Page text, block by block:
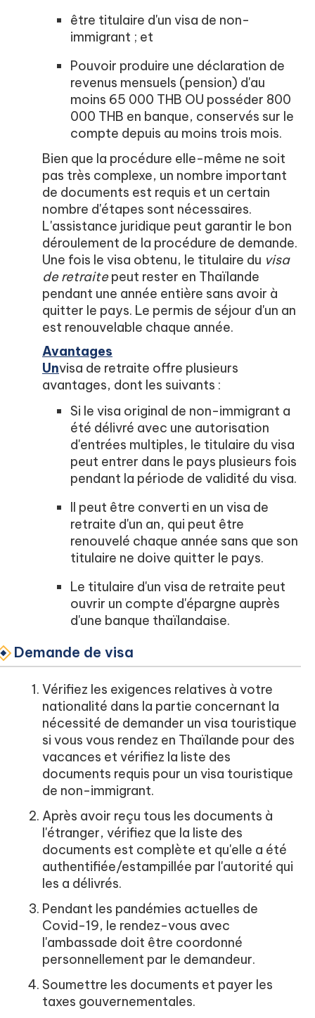
être titulaire d'un visa de non-
immigrant ; et
Pouvoir produire une déclaration de
revenus mensuels (pension) d'au
moins 65 000 THB OU posséder 800
000 THB en banque, conservés sur le
compte depuis au moins trois mois.
Bien que la procédure elle-même ne soit
pas très complexe, un nombre important
de documents est requis et un certain
nombre d'étapes sont nécessaires.
L'assistance juridique peut garantir le bon
déroulement de la procédure de demande.
Une fois le visa obtenu, le titulaire du visa
de retraite peut rester en Thaïlande
pendant une année entière sans avoir à
quitter le pays. Le permis de séjour d'un an
est renouvelable chaque année.
Avantages
Unvisa de retraite offre plusieurs
avantages, dont les suivants :
Si le visa original de non-immigrant a
été délivré avec une autorisation
d'entrées multiples, le titulaire du visa
peut entrer dans le pays plusieurs fois
pendant la période de validité du visa.
Il peut être converti en un visa de
retraite d'un an, qui peut être
renouvelé chaque année sans que son
titulaire ne doive quitter le pays.
Le titulaire d'un visa de retraite peut
ouvrir un compte d'épargne auprès
d'une banque thaïlandaise.
Demande de visa
Vérifiez les exigences relatives à votre
nationalité dans la partie concernant la
nécessité de demander un visa touristique
si vous vous rendez en Thaïlande pour des
vacances et vérifiez la liste des
documents requis pour un visa touristique
de non-immigrant.
Après avoir reçu tous les documents à
l'étranger, vérifiez que la liste des
documents est complète et qu'elle a été
authentifiée/estampillée par l'autorité qui
les a délivrés.
Pendant les pandémies actuelles de
Covid-19, le rendez-vous avec
l'ambassade doit être coordonné
personnellement par le demandeur.
Soumettre les documents et payer les
taxes gouvernementales.